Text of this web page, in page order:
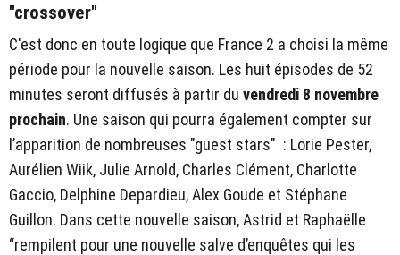
"crossover"
C'est donc en toute logique que France 2 a choisi la même
période pour la nouvelle saison. Les huit épisodes de 52
minutes seront diffusés à partir du vendredi 8 novembre
prochain. Une saison qui pourra également compter sur
l’apparition de nombreuses "guest stars" : Lorie Pester,
Aurélien Wiik, Julie Arnold, Charles Clément, Charlotte
Gaccio, Delphine Depardieu, Alex Goude et Stéphane
Guillon. Dans cette nouvelle saison, Astrid et Raphaëlle
“rempilent pour une nouvelle salve d’enquêtes qui les